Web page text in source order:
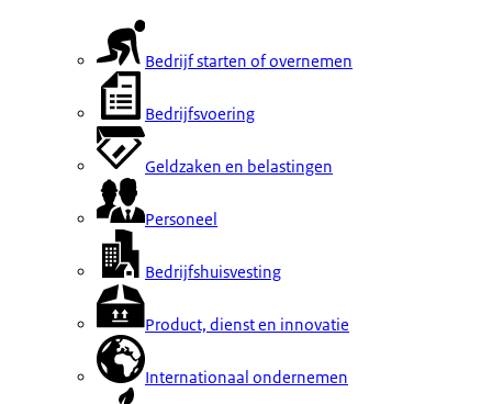
Bedrijf starten of overnemen
Bedrijfsvoering
Geldzaken en belastingen
Personeel
Bedrijfshuisvesting
Product, dienst en innovatie
Internationaal ondernemen